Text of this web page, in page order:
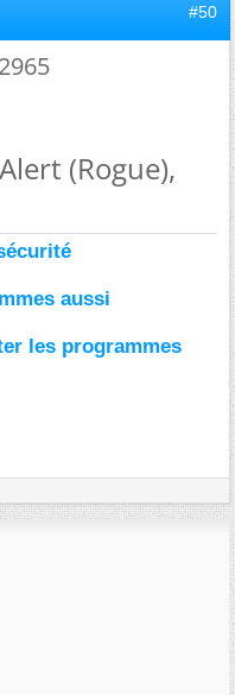
#50
(Rogue),
aussi
les programmes